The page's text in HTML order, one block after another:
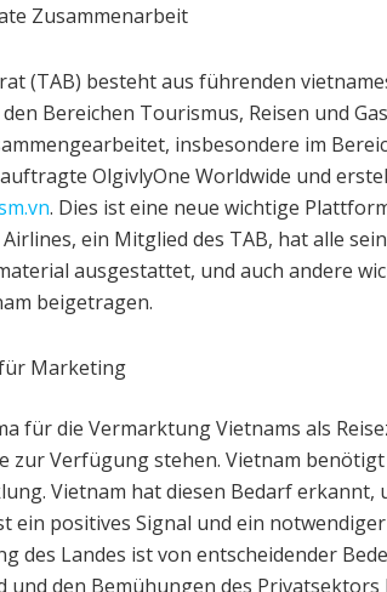
Zusammenarbeit
(TAB) besteht aus führenden
Bereichen Tourismus, Reisen und
insbesondere im
OlgivlyOne Worldwide und
. Dies ist eine neue wichtige
Airlines, ein Mitglied des TAB, hat alle
ausgestattet, und auch andere
beigetragen.
Marketing
für die Vermarktung Vietnams als
zur Verfügung stehen. Vietnam
Vietnam hat diesen Bedarf erkannt,
ein positives Signal und ein
des Landes ist von entscheidender
und den Bemühungen des